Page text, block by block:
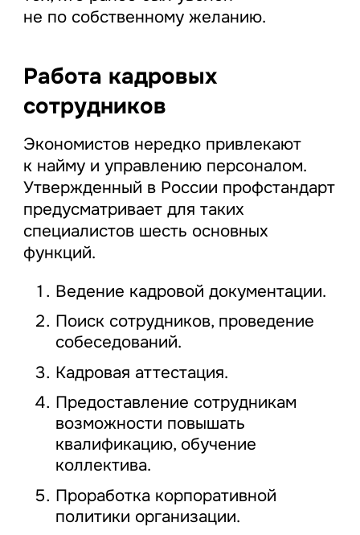
не по собственному желанию.
Работа кадровых
сотрудников
Экономистов нередко привлекают
к найму и управлению персоналом.
Утвержденный в России профстандарт
предусматривает для таких
специалистов шесть основных
функций.
Ведение кадровой документации.
Поиск сотрудников, проведение
собеседований.
Кадровая аттестация.
Предоставление сотрудникам
возможности повышать
квалификацию, обучение
коллектива.
Проработка корпоративной
политики организации.